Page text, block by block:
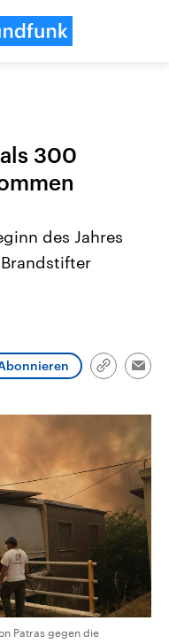
Wirtschaftlich und
gehören die Vereinigten
den mächtigsten Ländern
300
des Jahres
Link
Patras gegen die